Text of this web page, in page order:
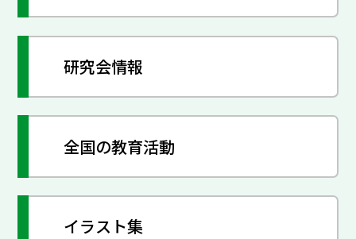
研究会情報
全国の教育活動
イラスト集